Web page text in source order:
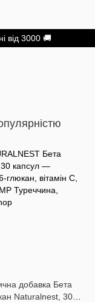
від 3000 🚚
добавка Бета
Naturalnest, 30